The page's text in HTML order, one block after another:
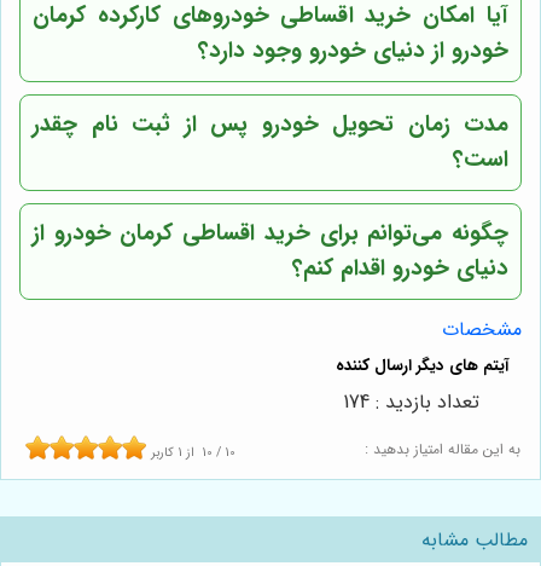
آیا امکان خرید اقساطی خودروهای کارکرده کرمان
خودرو از دنیای خودرو وجود دارد؟
مدت زمان تحویل خودرو پس از ثبت نام چقدر
است؟
چگونه می‌توانم برای خرید اقساطی کرمان خودرو از
دنیای خودرو اقدام کنم؟
مشخصات
به این مقاله امتیاز بدهید : 10 / 10 از 1 کاربر
تعداد بازدید : 174
مطالب مشابه